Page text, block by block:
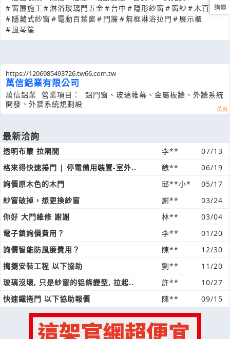
# 窗簾施工 #淋浴玻璃門五金# 台中 # 隱形紗窗# 窗紗#木百葉
# 隱藏式紗窗# 電動百葉窗# 門簾#無框淋浴拉門 # 展示櫃
# 風琴簾
https://1206985493726.tw66.com.tw
萬信鋁業有限公司
萬信鋁業 營業項目： 鋁門窗、玻璃帷幕、金屬板牆、外牆系統
開發、外牆系統規劃設
最新洽詢
透明布簾 拉隔間 李**
07/13
格來得快速捲門 | 停電備用裝置-室外..
魏**
06/19
詢價原木色的木門
邱**小*
05/17
紗窗破掉，想更換紗窗
謝**
03/24
你好 大門維修 謝謝
林**
03/04
電子鎖詢價費用？
李**
01/20
詢價智能防風廉費用？
陳**
12/30
搗擺安裝工程 以下協助
劉**
11/20
玻璃沒壞, 只是紗窗的铝條變型, 拉起..
許**
10/27
快速鐵捲門 以下協助報價
陳** 09/15
詢價